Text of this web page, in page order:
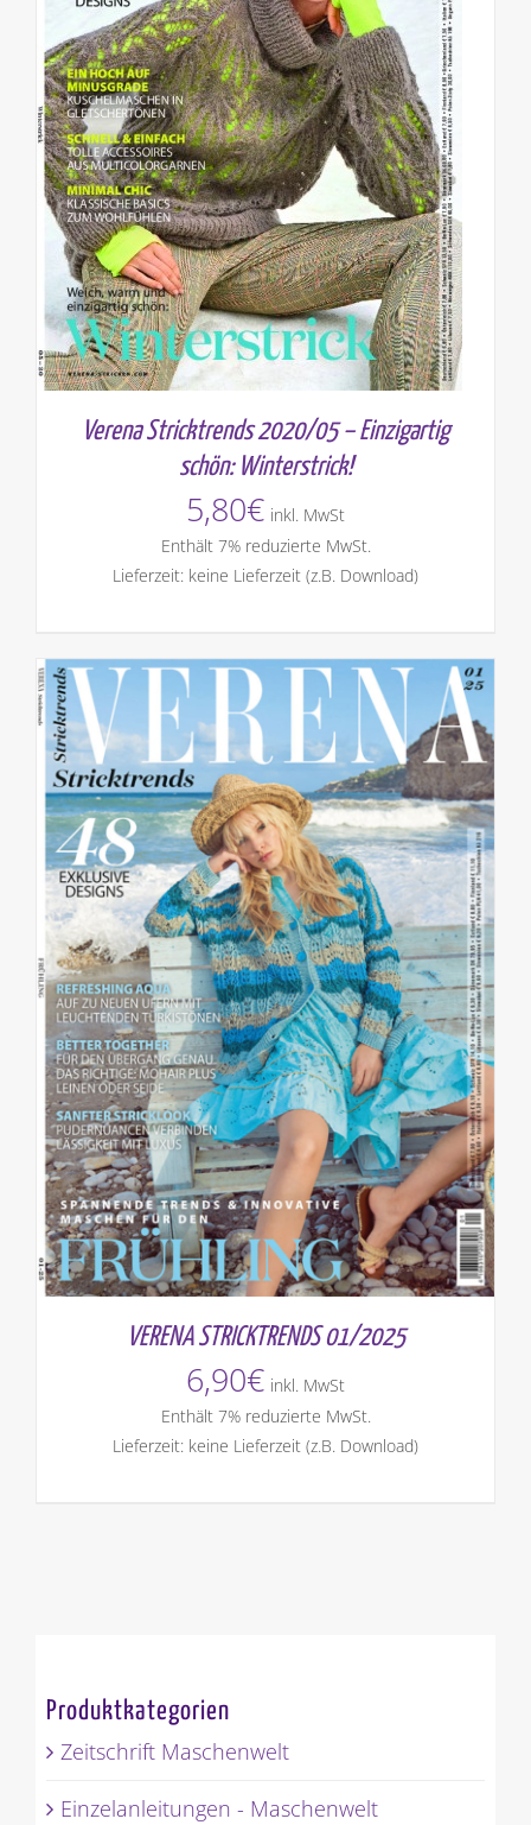
Verena Stricktrends 2020/05 – Einzigartig
schön: Winterstrick!
5,80€ inkl. MwSt
Enthält 7% reduzierte MwSt.
Lieferzeit: keine Lieferzeit (z.B. Download)
VERENA STRICKTRENDS 01/2025
6,90€ inkl. MwSt
Enthält 7% reduzierte MwSt.
Lieferzeit: keine Lieferzeit (z.B. Download)
Produktkategorien
Zeitschrift Maschenwelt
Einzelanleitungen - Maschenwelt